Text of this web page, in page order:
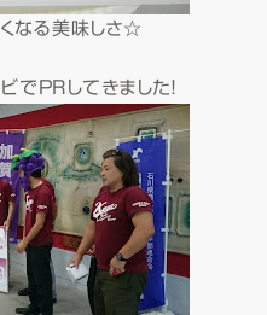
なる美味しさ☆
でPRしてきました！